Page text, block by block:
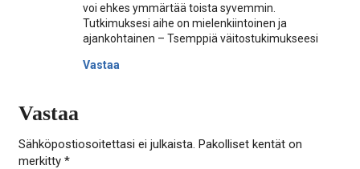
voi ehkes ymmärtää toista syvemmin.
Tutkimuksesi aihe on mielenkiintoinen ja
ajankohtainen – Tsemppiä väitostukimukseesi
Vastaa
Vastaa
Sähköpostiosoitettasi ei julkaista. Pakolliset kentät on
merkitty *